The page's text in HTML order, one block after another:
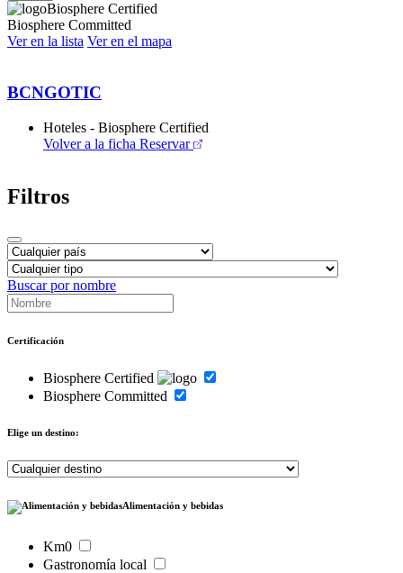
Biosphere Certified
Biosphere Committed
Ver en la lista Ver en el mapa
BCNGOTIC
Hoteles - Biosphere Certified
Volver a la ficha Reservar
Filtros
Buscar por nombre
Certificación
Biosphere Certified
Biosphere Committed
Elige un destino:
Alimentación y bebidas
Km0
Gastronomía local